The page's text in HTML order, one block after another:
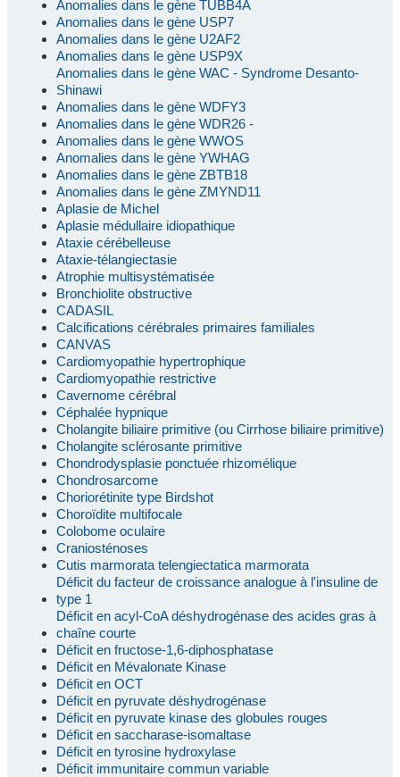
Anomalies dans le gène TUBB4A
Anomalies dans le gène USP7
Anomalies dans le gène U2AF2
Anomalies dans le gène USP9X
Anomalies dans le gène WAC - Syndrome Desanto-
Shinawi
Anomalies dans le gène WDFY3
Anomalies dans le gène WDR26 -
Anomalies dans le gène WWOS
Anomalies dans le gène YWHAG
Anomalies dans le gène ZBTB18
Anomalies dans le gène ZMYND11
Aplasie de Michel
Aplasie médullaire idiopathique
Ataxie cérébelleuse
Ataxie-télangiectasie
Atrophie multisystématisée
Bronchiolite obstructive
CADASIL
Calcifications cérébrales primaires familiales
CANVAS
Cardiomyopathie hypertrophique
Cardiomyopathie restrictive
Cavernome cérébral
Céphalée hypnique
Cholangite biliaire primitive (ou Cirrhose biliaire primitive)
Cholangite sclérosante primitive
Chondrodysplasie ponctuée rhizomélique
Chondrosarcome
Choriorétinite type Birdshot
Choroïdite multifocale
Colobome oculaire
Craniosténoses
Cutis marmorata telengiectatica marmorata
Déficit du facteur de croissance analogue à l'insuline de
type 1
Déficit en acyl-CoA déshydrogénase des acides gras à
chaîne courte
Déficit en fructose-1,6-diphosphatase
Déficit en Mévalonate Kinase
Déficit en OCT
Déficit en pyruvate déshydrogénase
Déficit en pyruvate kinase des globules rouges
Déficit en saccharase-isomaltase
Déficit en tyrosine hydroxylase
Déficit immunitaire commun variable